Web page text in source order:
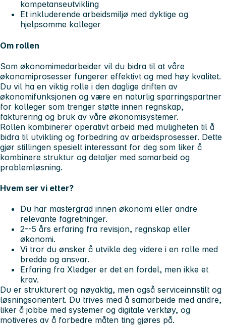
kompetanseutvikling
Et inkluderende arbeidsmiljø med dyktige og
hjelpsomme kolleger
Om rollen
Som økonomimedarbeider vil du bidra til at våre
økonomiprosesser fungerer effektivt og med høy kvalitet.
Du vil ha en viktig rolle i den daglige driften av
økonomifunksjonen og være en naturlig sparringspartner
for kolleger som trenger støtte innen regnskap,
fakturering og bruk av våre økonomisystemer.
Rollen kombinerer operativt arbeid med muligheten til å
bidra til utvikling og forbedring av arbeidsprosesser. Dette
gjør stillingen spesielt interessant for deg som liker å
kombinere struktur og detaljer med samarbeid og
problemløsning.
Hvem ser vi etter?
Du har mastergrad innen økonomi eller andre
relevante fagretninger.
2--5 års erfaring fra revisjon, regnskap eller
økonomi.
Vi tror du ønsker å utvikle deg videre i en rolle med
bredde og ansvar.
Erfaring fra Xledger er det en fordel, men ikke et
krav.
Du er strukturert og nøyaktig, men også serviceinnstilt og
løsningsorientert. Du trives med å samarbeide med andre,
liker å jobbe med systemer og digitale verktøy, og
motiveres av å forbedre måten ting gjøres på.